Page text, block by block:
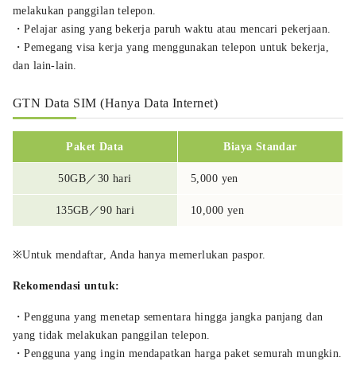
melakukan panggilan telepon.
・Pelajar asing yang bekerja paruh waktu atau mencari pekerjaan.
・Pemegang visa kerja yang menggunakan telepon untuk bekerja,
dan lain-lain.
GTN Data SIM (Hanya Data Internet)
Paket Data Biaya Standar
50GB／30 hari 5,000 yen
135GB／90 hari 10,000 yen
※Untuk mendaftar, Anda hanya memerlukan paspor.
Rekomendasi untuk:
・Pengguna yang menetap sementara hingga jangka panjang dan
yang tidak melakukan panggilan telepon.
・Pengguna yang ingin mendapatkan harga paket semurah mungkin.